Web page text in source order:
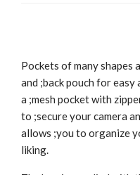
Pockets of many shapes
and ;back pouch for easy
a ;mesh pocket with
to ;secure your camera
allows ;you to organize
liking.